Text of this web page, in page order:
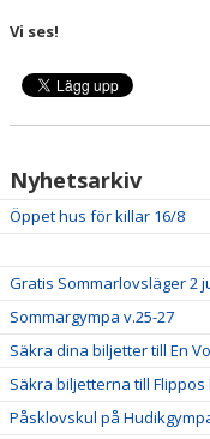
KLÄDBESTÄLLNING
LEDARE
GDPR
VÅR HISTORIA
Vi ses!
Nyhetsarkiv
Öppet hus för killar 16/8
Gratis Sommarlovsläger 2
Sommargympa v.25-27
Säkra dina biljetter till En
Säkra biljetterna till Flippos
Påsklovskul på